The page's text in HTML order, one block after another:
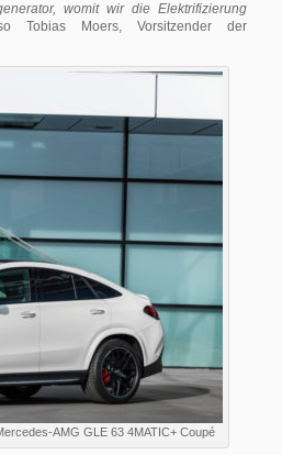
womit wir die Elektrifizierung
Tobias Moers, Vorsitzender der
AMG GLE 63 4MATIC+ Coupé